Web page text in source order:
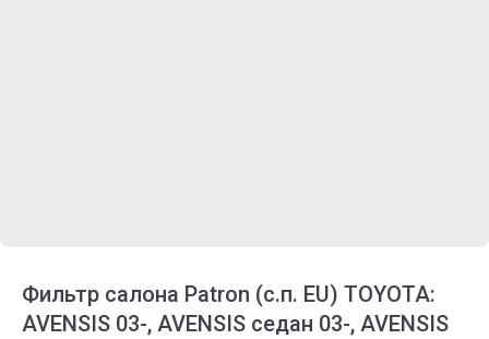
Фильтр салона Patron (с.п. EU) TOYOTA:
AVENSIS 03-, AVENSIS седан 03-, AVENSIS